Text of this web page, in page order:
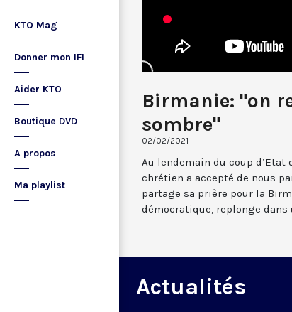
KTO Mag
Donner mon IFI
Aider KTO
Boutique DVD
A propos
Ma playlist
Birmanie: "on
sombre"
02/02/2021
Au lendemain du coup d’Etat
chrétien a accepté de nous
partage sa prière pour la
démocratique, replonge dans
Actualités